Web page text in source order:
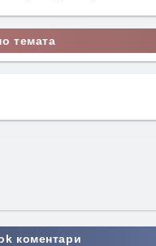
темата
коментари